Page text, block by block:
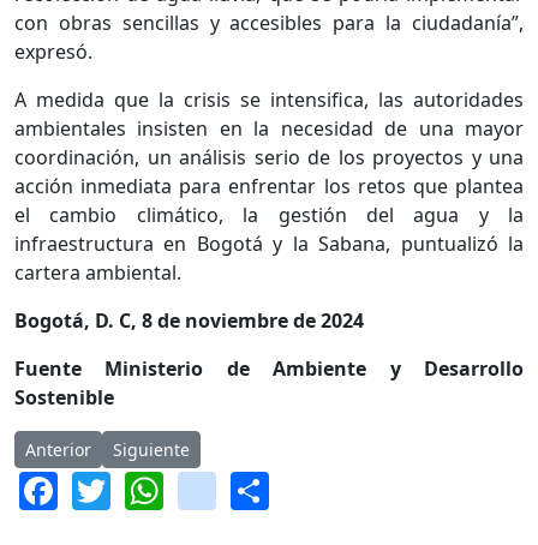
con obras sencillas y accesibles para la ciudadanía”,
expresó.
A medida que la crisis se intensifica, las autoridades
ambientales insisten en la necesidad de una mayor
coordinación, un análisis serio de los proyectos y una
acción inmediata para enfrentar los retos que plantea
el cambio climático, la gestión del agua y la
infraestructura en Bogotá y la Sabana, puntualizó la
cartera ambiental.
Bogotá, D. C, 8 de noviembre de 2024
Fuente Ministerio de Ambiente y Desarrollo
Sostenible
Artículo anterior: Racionamiento de agua en Bogotá continuará
Anterior Artículo siguiente: Concejo de Bogotá inicia
Siguiente
Facebook
Twitter
WhatsApp
instagram